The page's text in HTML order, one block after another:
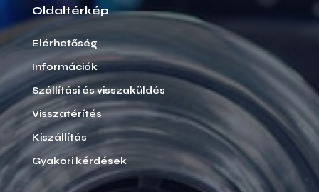
Oldaltérkép
Elérhetőség
Információk
Szállítási és visszaküldés
Visszatérítés
Kiszállítás
Gyakori kérdések